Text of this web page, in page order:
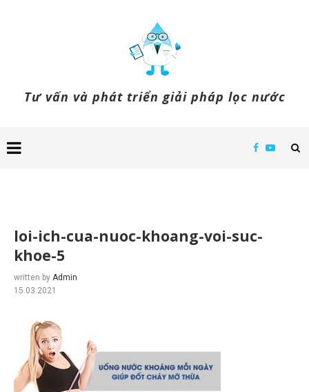
Tư vấn và phát triển giải pháp lọc nước
loi-ich-cua-nuoc-khoang-voi-suc-
khoe-5
written by Admin
15.03.2021